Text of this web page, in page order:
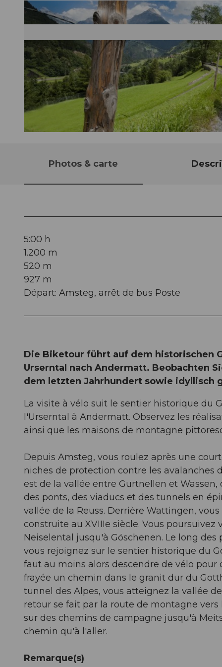
Photos & carte
5:00 h
1.200 m
520 m
927 m
Départ: Amsteg, arrêt de bus Poste
Die Biketour führt auf dem historischen
Urserntal nach Andermatt. Beobachten
dem letzten Jahrhundert sowie idyllisch
La visite à vélo suit le sentier historique du
l'Urserntal à Andermatt. Observez les
ainsi que les maisons de montagne
Depuis Amsteg, vous roulez après une
niches de protection contre les avalanches
est de la vallée entre Gurtnellen et
des ponts, des viaducs et des tunnels en
vallée de la Reuss. Derrière Wattingen,
construite au XVIIIe siècle. Vous
Neiselental jusqu'à Göschenen. Le long
vous rejoignez sur le sentier historique du
faut au moins alors descendre de vélo
frayée un chemin dans le granit dur du
tunnel des Alpes, vous atteignez la vallée
retour se fait par la route de montagne
sur des chemins de campagne jusqu'à
chemin qu'à l'aller.
Remarque(s)